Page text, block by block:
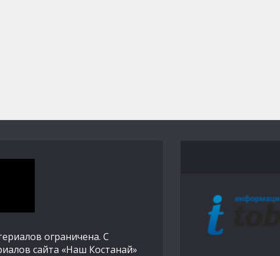
ограничена. С
сайта «Наш Костанай»